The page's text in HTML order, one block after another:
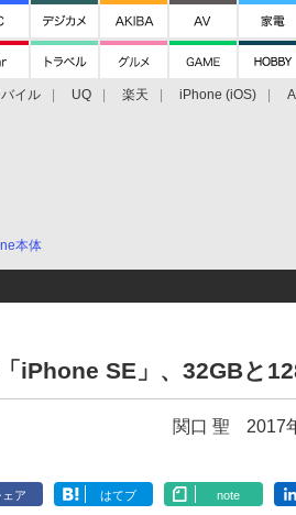
イル UQ 楽天 iPhone (iOS)
本体
iPhone SE」、32GBと
関口 聖 2017
ェア はてブ note